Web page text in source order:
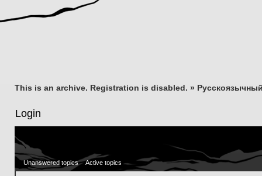
This is an archive. Registration is disabled. »
Login
Unanswered topics Active topics